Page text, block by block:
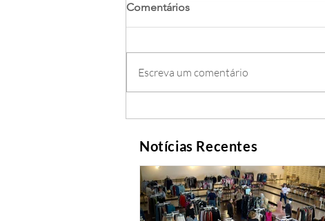
Comentários
Escreva um comentário
Notícias Recentes